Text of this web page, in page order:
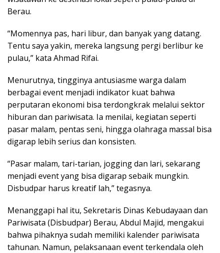
Berau.
“Momennya pas, hari libur, dan banyak yang datang.
Tentu saya yakin, mereka langsung pergi berlibur ke
pulau,” kata Ahmad Rifai.
Menurutnya, tingginya antusiasme warga dalam
berbagai event menjadi indikator kuat bahwa
perputaran ekonomi bisa terdongkrak melalui sektor
hiburan dan pariwisata. Ia menilai, kegiatan seperti
pasar malam, pentas seni, hingga olahraga massal bisa
digarap lebih serius dan konsisten.
“Pasar malam, tari-tarian, jogging dan lari, sekarang
menjadi event yang bisa digarap sebaik mungkin.
Disbudpar harus kreatif lah,” tegasnya.
Menanggapi hal itu, Sekretaris Dinas Kebudayaan dan
Pariwisata (Disbudpar) Berau, Abdul Majid, mengakui
bahwa pihaknya sudah memiliki kalender pariwisata
tahunan. Namun, pelaksanaan event terkendala oleh